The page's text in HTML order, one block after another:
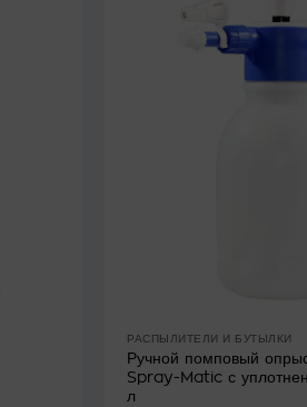
РАСПЫЛИТЕЛИ И БУТЫЛКИ
Ручной помповый
Spray-Matic с
л